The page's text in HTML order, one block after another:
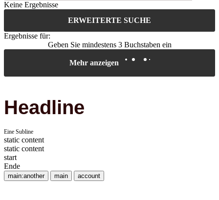
Keine Ergebnisse
ERWEITERTE SUCHE
Ergebnisse für:
Geben Sie mindestens 3 Buchstaben ein
Mehr anzeigen
Headline
Eine Subline
static content
static content
start
Ende
main:another main account